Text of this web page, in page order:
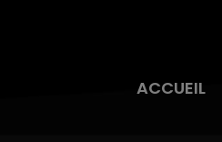
ACCUEIL